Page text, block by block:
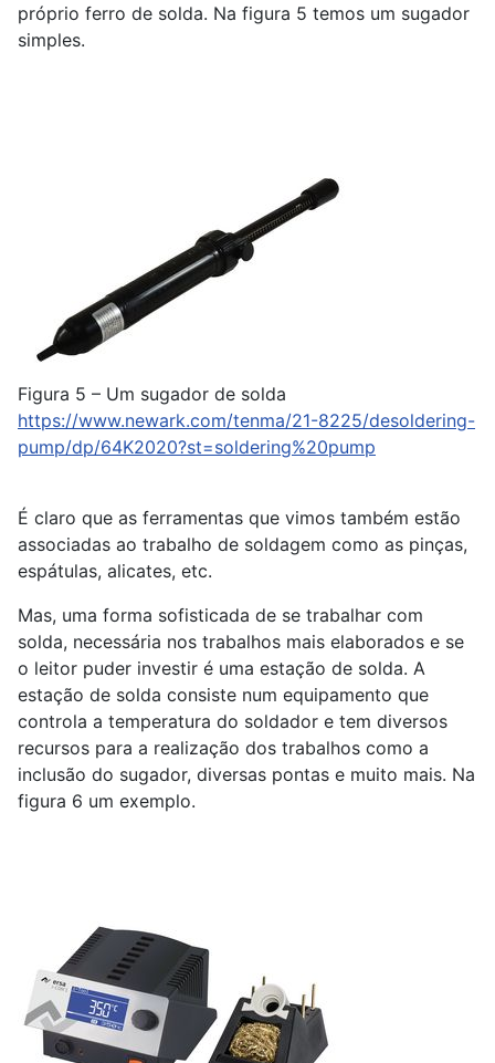
próprio ferro de solda. Na figura 5 temos um sugador
simples.
Figura 5 – Um sugador de solda
https://www.newark.com/tenma/21-8225/desoldering-
pump/dp/64K2020?st=soldering%20pump
É claro que as ferramentas que vimos também estão
associadas ao trabalho de soldagem como as pinças,
espátulas, alicates, etc.
Mas, uma forma sofisticada de se trabalhar com
solda, necessária nos trabalhos mais elaborados e se
o leitor puder investir é uma estação de solda. A
estação de solda consiste num equipamento que
controla a temperatura do soldador e tem diversos
recursos para a realização dos trabalhos como a
inclusão do sugador, diversas pontas e muito mais. Na
figura 6 um exemplo.